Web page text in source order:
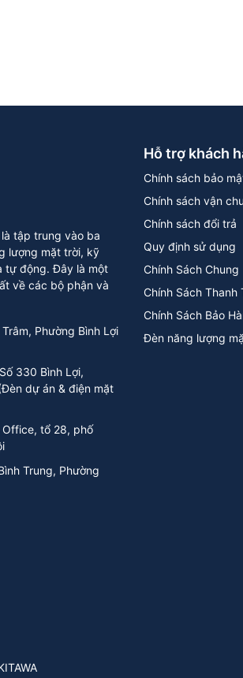
tập trung vào ba
lượng mặt trời, kỹ
tự động. Đây là một
về các bộ phận và
Phường Bình Lợi
330 Bình Lợi,
dự án & điện mặt
Office, tổ 28, phố
Trung, Phường
Hỗ trợ khách
Chính sách bảo
Chính sách vận
Chính sách đổi trả
Quy định sử dụng
Chính Sách Chung
Chính Sách Thanh
Chính Sách Bảo
Đèn năng lượng